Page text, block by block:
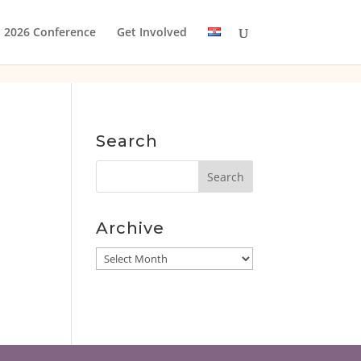
2026 Conference Get Involved
Search
Archive
Archive